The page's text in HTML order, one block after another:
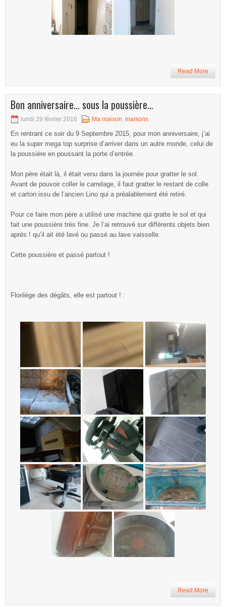
Read More
Bon anniversaire… sous la poussière…
lundi 29 février 2016 Ma maison, maisons
En rentrant ce soir du 9 Septembre 2015, pour mon anniversaire, j’ai
eu la super mega top surprise d’arriver dans un autre monde, celui de
la poussière en poussant la porte d’entrée.
Mon père était là, il était venu dans la journée pour gratter le sol.
Avant de pouvoir coller le carrelage, il faut gratter le restant de colle
et carton issu de l’ancien Lino qui a préalablement été retiré.
Pour ce faire mon père a utilisé une machine qui gratte le sol et qui
fait une poussière très fine. Je l’ai retrouvé sur différents objets bien
après ! qu’il ait été lavé ou passé au lave vaisselle.
Cette poussière et passé partout !
Florilège des dégâts, elle est partout ! :
Read More